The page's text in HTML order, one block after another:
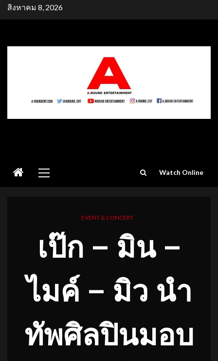
Skipสิงหาคม 8, 2026
Menu
Watch Online
EVENT & CONCERT
เป๊ก – มิน –
ไมค์ – มิว นำ
ทัพศิลปินมอบ